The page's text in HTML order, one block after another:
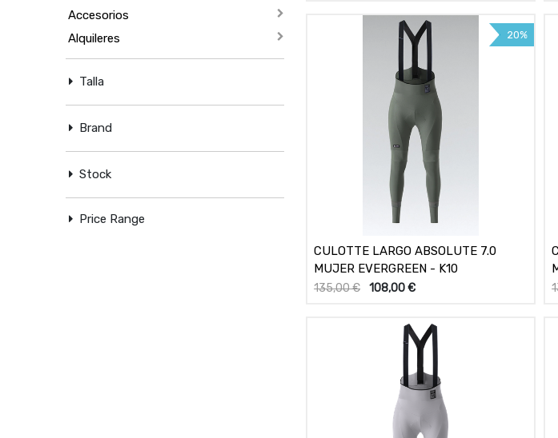
Accesorios
Alquileres
Talla
Brand
Stock
Price Range
20%
CULOTTE LARGO ABSOLUTE 7.0
MUJER EVERGREEN - K10
135,00€ 108,00€